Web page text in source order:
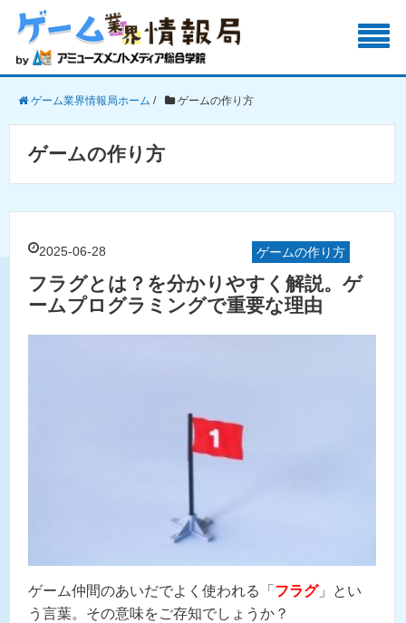
ゲーム業界情報局ホーム / ゲームの作り方
ゲームの作り方
2025-06-28 ゲームの作り方
フラグとは？を分かりやすく解説。ゲ
ームプログラミングで重要な理由
ゲーム仲間のあいだでよく使われる「 フラグ」とい
う言葉。その意味をご存知でしょうか？